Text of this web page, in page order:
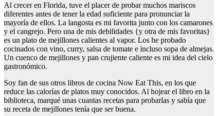
Al crecer en Florida, tuve el placer de probar muchos mariscos
diferentes antes de tener la edad suficiente para pronunciar la
mayoría de ellos. La langosta es mi favorita junto con los camarones
y el cangrejo. Pero una de mis debilidades {y otra de mis favoritas}
es un plato de mejillones calientes al vapor. Los he probado
cocinados con vino, curry, salsa de tomate e incluso sopa de almejas.
Un cuenco de mejillones y pan crujiente caliente es mi idea del cielo
gastronómico.
Soy fan de sus otros libros de cocina Now Eat This, en los que
reduce las calorías de platos muy conocidos. Al hojear el libro en la
biblioteca, marqué unas cuantas recetas para probarlas y sabía que
su receta de mejillones tenía que ser buena.